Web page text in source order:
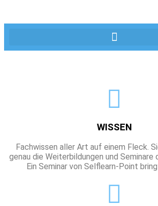
WISSEN
Fachwissen aller Art auf einem Fleck.
genau die Weiterbildungen und Seminare
Ein Seminar von Selflearn-Point